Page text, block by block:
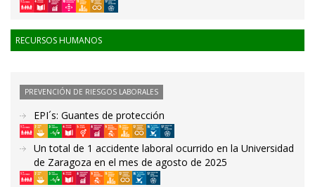
RECURSOS HUMANOS
PREVENCIÓN DE RIESGOS LABORALES
EPI´s: Guantes de protección
Un total de 1 accidente laboral ocurrido en la Universidad
de Zaragoza en el mes de agosto de 2025